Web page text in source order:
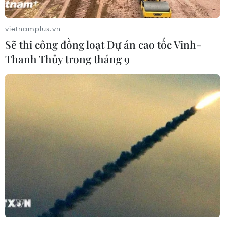
Phó Tổng Biên tập: NGUYỄN THỊ TÁM, KHÚC THANH
THỦY
Quy định sử dụng
Hỗ trợ
Ngôn ngữ
TTXVN
Dịch vụ tin
Quảng cáo
vietnamplus.vn
Sẽ thi công đồng loạt Dự án cao tốc Vinh-
Thanh Thủy trong tháng 9